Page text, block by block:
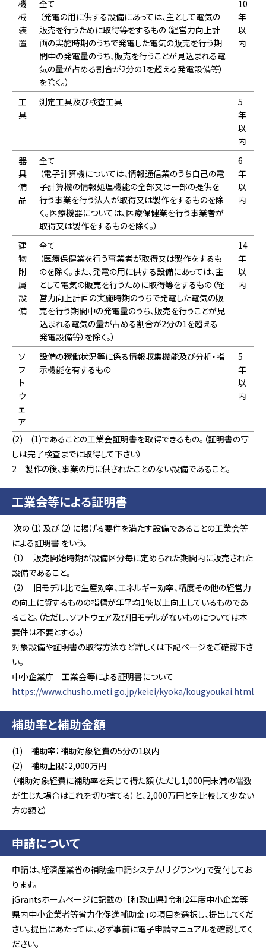
機
械
装
置
全て
（発電の用に供する設備にあっては、主として電気の
販売を行うために取得等をするもの（経営力向上計
画の実施時期のうちで発電した電気の販売を行う期
間中の発電量のうち、販売を行うことが見込まれる電
気の量が占める割合が2分の1を超える発電設備等）
を除く。）
10
年
以
内
工
具
測定工具及び検査工具
5
年
以
内
器
具
備
品
全て
（電子計算機については、情報通信業のうち自己の電
子計算機の情報処理機能の全部又は一部の提供を
行う事業を行う法人が取得又は製作をするものを除
く。医療機器については、医療保健業を行う事業者が
取得又は製作をするものを除く。）
6
年
以
内
建
物
附
属
設
備
全て
（医療保健業を行う事業者が取得又は製作をするも
のを除く。また、発電の用に供する設備にあっては、主
として電気の販売を行うために取得等をするもの（経
営力向上計画の実施時期のうちで発電した電気の販
売を行う期間中の発電量のうち、販売を行うことが見
込まれる電気の量が占める割合が2分の1を超える
発電設備等）を除く。）
14
年
以
内
ソ
フ
ト
ウ
ェ
ア
設備の稼働状況等に係る情報収集機能及び分析・指
示機能を有するもの
5
年
以
内
(2) (1)であることの工業会証明書を取得できるもの。（証明書の写
しは完了検査までに取得して下さい）
2 製作の後、事業の用に供されたことのない設備であること。
工業会等による証明書
次の（1）及び（2）に掲げる要件を満たす設備であることの工業会等
による証明書 をいう。
（1） 販売開始時期が設備区分毎に定められた期間内に販売された
設備であること。
（2） 旧モデル比で生産効率、エネルギー効率、精度その他の経営力
の向上に資するものの指標が年平均1％以上向上しているものであ
ること。（ただし、ソフトウェア及び旧モデルがないものについては本
要件は不要とする。）
対象設備や証明書の取得方法など詳しくは下記ページをご確認下さ
い。
中小企業庁 工業会等による証明書について
https://www.chusho.meti.go.jp/keiei/kyoka/kougyoukai.html
補助率と補助金額
(1) 補助率：補助対象経費の5分の1以内
(2) 補助上限：2,000万円
（補助対象経費に補助率を乗じて得た額（ただし1,000円未満の端数
が生じた場合はこれを切り捨てる）と、2,000万円とを比較して少ない
方の額と）
申請について
申請は、経済産業省の補助金申請システム「J グランツ」で受付してお
ります。
jGrantsホームページに記載の「【和歌山県】令和2年度中小企業等
県内中小企業者等省力化促進補助金」の項目を選択し、提出してくだ
さい。提出にあたっては、必ず事前に電子申請マニュアルを確認してく
ださい。